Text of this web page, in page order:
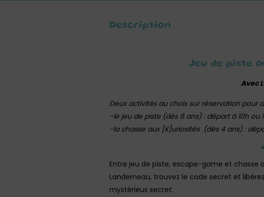
Description
Jeu de piste
Avec
Deux activités au choix sur réservation pour
-le jeu de piste (dès 8 ans) : départ à 10h ou
-la chasse aux [K]uriosités (dès 4 ans) :
Entre jeu de piste, escape-game et chasse
Landerneau, trouvez le code secret et
mystérieux secret.